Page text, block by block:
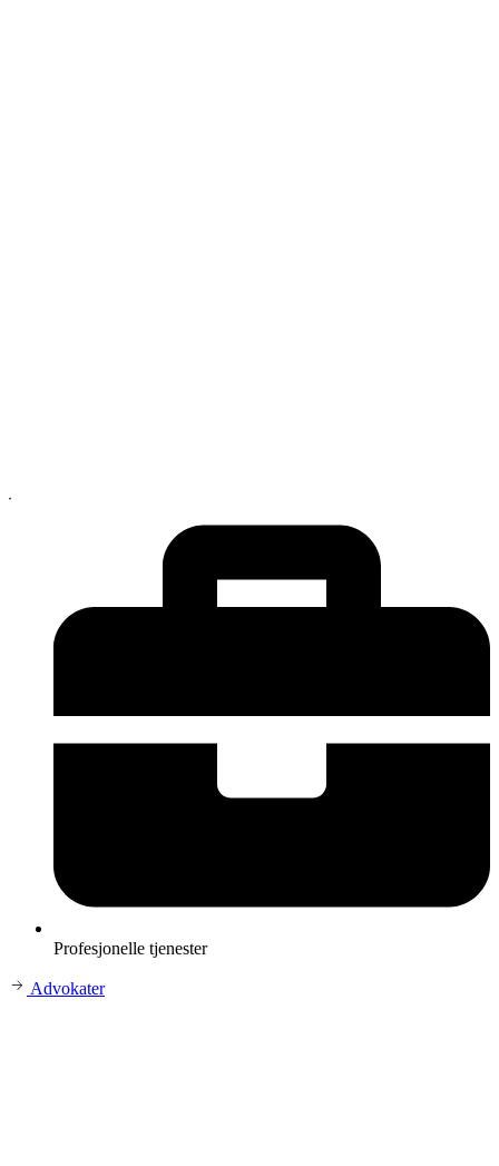
Profesjonelle tjenester
Advokater